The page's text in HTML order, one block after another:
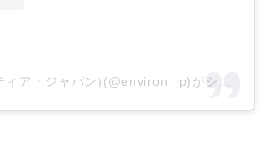
エンビロン(プロティア・ジャパン)(@environ_jp)がシェアした投稿